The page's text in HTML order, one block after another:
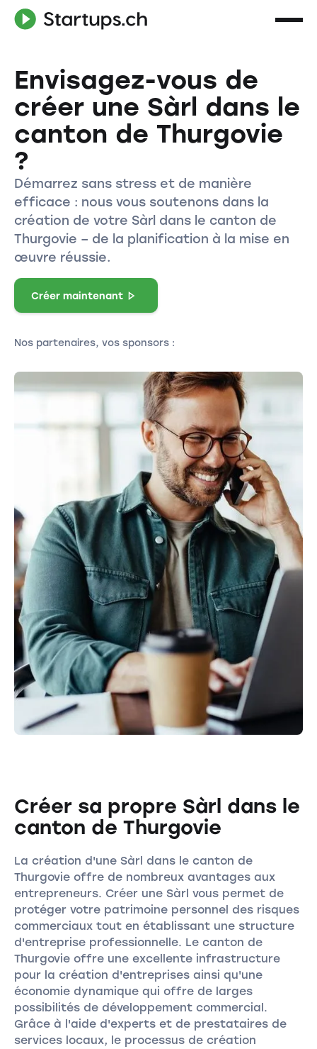
Envisagez-vous de
créer une Sàrl dans le
canton de Thurgovie
?
Démarrez sans stress et de manière
efficace : nous vous soutenons dans la
création de votre Sàrl dans le canton de
Thurgovie – de la planification à la mise en
œuvre réussie.
Créer maintenant
Nos partenaires, vos sponsors :
Créer sa propre Sàrl dans le
canton de Thurgovie
La création d'une Sàrl dans le canton de
Thurgovie offre de nombreux avantages aux
entrepreneurs. Créer une Sàrl vous permet de
protéger votre patrimoine personnel des risques
commerciaux tout en établissant une structure
d'entreprise professionnelle. Le canton de
Thurgovie offre une excellente infrastructure
pour la création d'entreprises ainsi qu'une
économie dynamique qui offre de larges
possibilités de développement commercial.
Grâce à l'aide d'experts et de prestataires de
services locaux, le processus de création